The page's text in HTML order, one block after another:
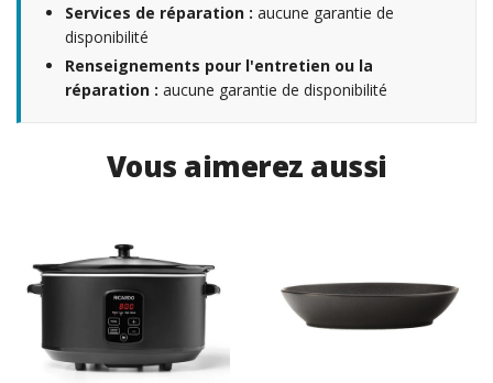
Services de réparation : aucune garantie de
disponibilité
Renseignements pour l'entretien ou la
réparation : aucune garantie de disponibilité
Vous aimerez aussi